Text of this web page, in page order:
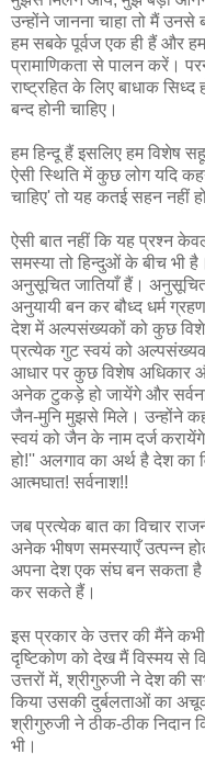
उन्होंने जानना चाहा तो मैं उनसे
हम सबके पूर्वज एक ही हैं और
प्रामाणिकता से पालन करें।
राष्ट्रहित के लिए बाधाक
बन्द होनी चाहिए।
हम हिन्दू हैं इसलिए हम विशेष
ऐसी स्थिति में कुछ लोग यदि
चाहिए' तो यह कतई सहन नहीं
ऐसी बात नहीं कि यह प्रश्न
समस्या तो हिन्दुओं के बीच भी
अनुसूचित जातियाँ हैं।
अनुयायी बन कर बौध्द धर्म
देश में अल्पसंख्यकों को कुछ
प्रत्येक गुट स्वयं को
आधार पर कुछ विशेष अधिकार
अनेक टुकड़े हो जायेंगे और
जैन-मुनि मुझसे मिले। उन्होंने
स्वयं को जैन के नाम दर्ज
हो!'' अलगाव का अर्थ है देश का
आत्मघात! सर्वनाश!!
जब प्रत्येक बात का विचार
अनेक भीषण समस्याएँ उत्पन्न
अपना देश एक संघ बन सकता है।
कर सकते हैं।
इस प्रकार के उत्तर की मैंने
दृष्टिकोण को देख मैं विस्मय से
उत्तरों में, श्रीगुरुजी ने देश की
किया उसकी दुर्बलताओं का
श्रीगुरुजी ने ठीक-ठीक निदान
भी।